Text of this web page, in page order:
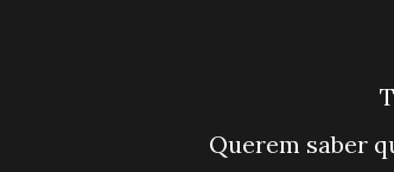
Querem saber quanto esta o combustivel perto de você acesse este site ele te